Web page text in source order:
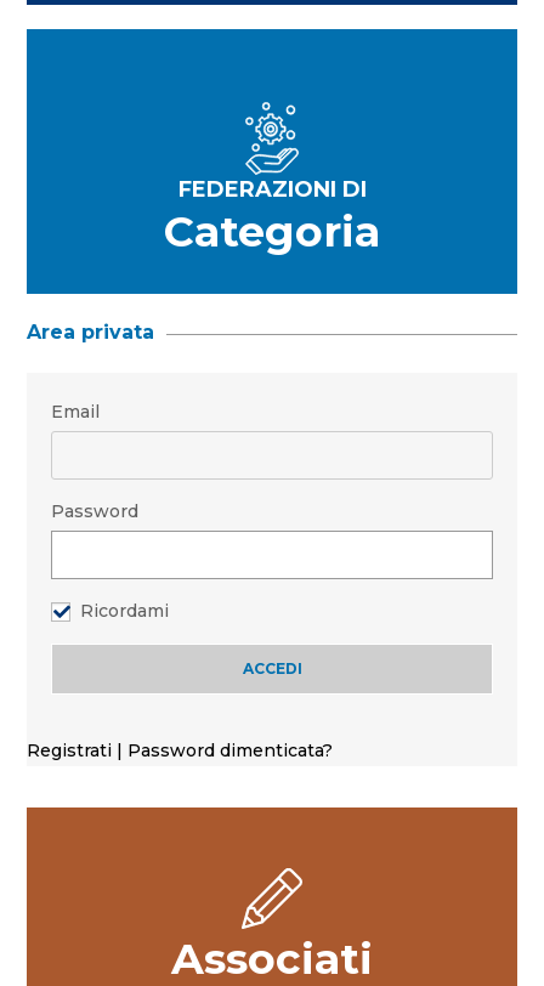
FEDERAZIONI DI
Categoria
Area privata
Email
Password
Ricordami
Registrati | Password dimenticata?
Associati